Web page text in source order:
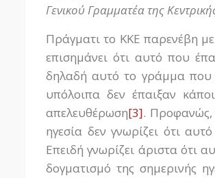
Γενικού Γραμματέα της
Πράγματι το ΚΚΕ παρενέβη
επισημάνει ότι αυτό που
δηλαδή αυτό το γράμμα που
υπόλοιπα δεν έπαιξαν
απελευθέρωση[3]. Προφανώς,
ηγεσία δεν γνωρίζει ότι
Επειδή γνωρίζει άριστα ότι
δογματισμό της σημερινής